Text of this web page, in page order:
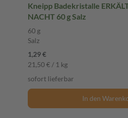
Kneipp Badekristalle
NACHT 60 g Salz
60 g
Salz
1,29 €
21,50 € / 1 kg
sofort lieferbar
In den